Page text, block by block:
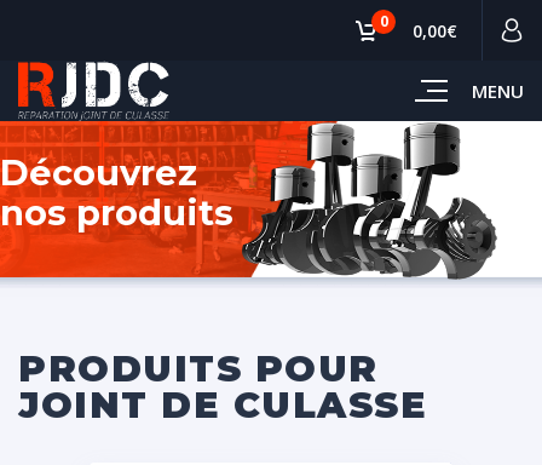
MENU
0 0,00€
Découvrez
nos produits
PRODUITS POUR
JOINT DE CULASSE